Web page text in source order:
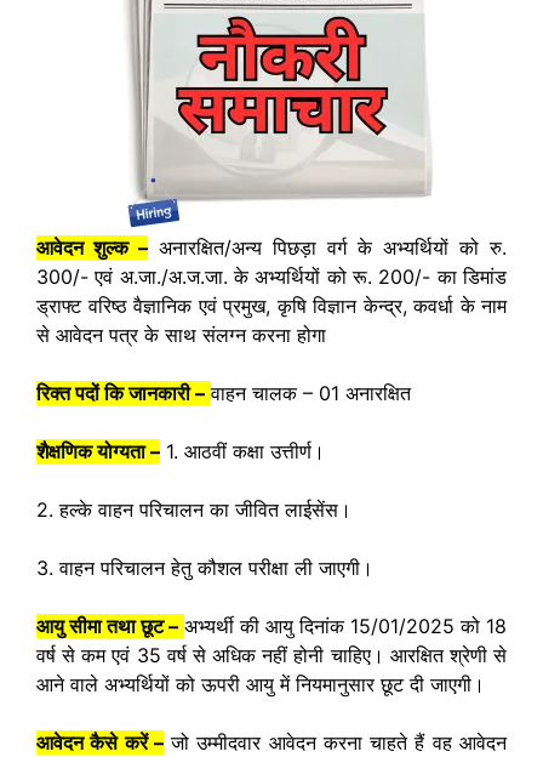
आवेदन शुल्क – अनारक्षित/अन्य पिछड़ा वर्ग के अभ्यर्थियों को रु.
300/- एवं अ.जा./अ.ज.जा. के अभ्यर्थियों को रू. 200/- का डिमांड
ड्राफ्ट वरिष्ठ वैज्ञानिक एवं प्रमुख, कृषि विज्ञान केन्द्र, कवर्धा के नाम
से आवेदन पत्र के साथ संलग्न करना होगा
रिक्त पदों कि जानकारी – वाहन चालक – 01 अनारक्षित
शैक्षणिक योग्यता – 1. आठवीं कक्षा उत्तीर्ण।
2. हल्के वाहन परिचालन का जीवित लाईसेंस।
3. वाहन परिचालन हेतु कौशल परीक्षा ली जाएगी।
आयु सीमा तथा छूट – अभ्यर्थी की आयु दिनांक 15/01/2025 को 18
वर्ष से कम एवं 35 वर्ष से अधिक नहीं होनी चाहिए। आरक्षित श्रेणी से
आने वाले अभ्यर्थियों को ऊपरी आयु में नियमानुसार छूट दी जाएगी।
आवेदन कैसे करें –जो उम्मीदवार आवेदन करना चाहते हैं वह आवेदन